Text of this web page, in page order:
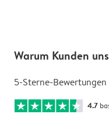
Warum Kunden
5-Sterne-
4.7